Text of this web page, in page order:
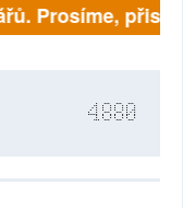
4880